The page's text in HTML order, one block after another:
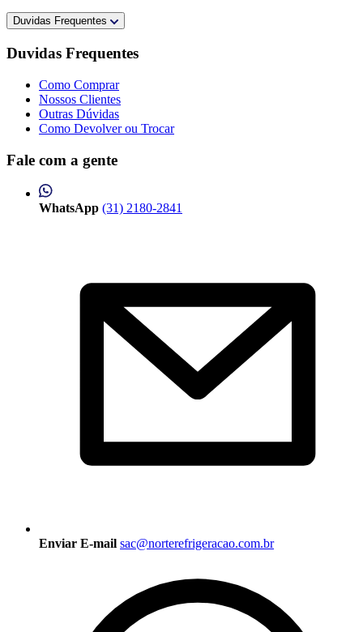
Duvidas Frequentes
Duvidas Frequentes
Como Comprar
Nossos Clientes
Outras Dúvidas
Como Devolver ou Trocar
Fale com a gente
WhatsApp (31) 2180-2841
Enviar E-mail sac@norterefrigeracao.com.br